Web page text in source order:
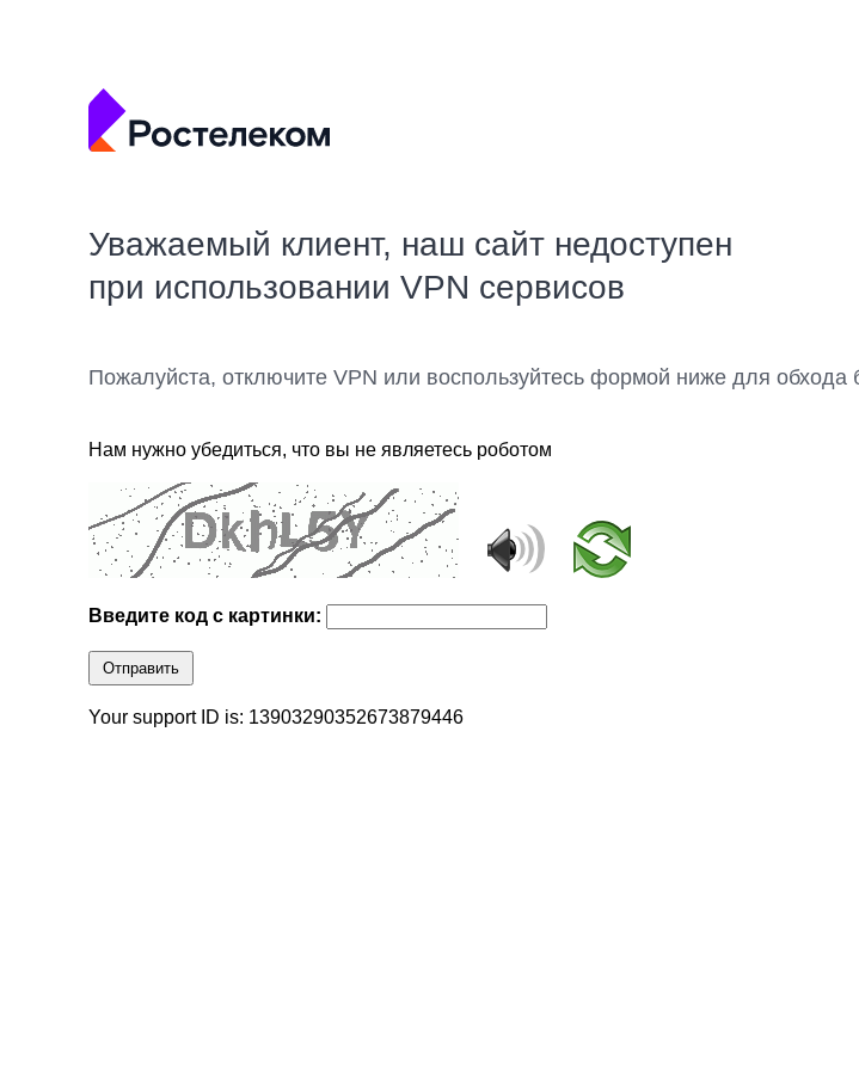
Уважаемый клиент, наш сайт недоступен
при использовании VPN сервисов
Пожалуйста, отключите VPN или воспользуйтесь формой ниже для обхода
Нам нужно убедиться, что вы не являетесь роботом
Введите код с картинки:
Отправить
Your support ID is: 13903290352673879446